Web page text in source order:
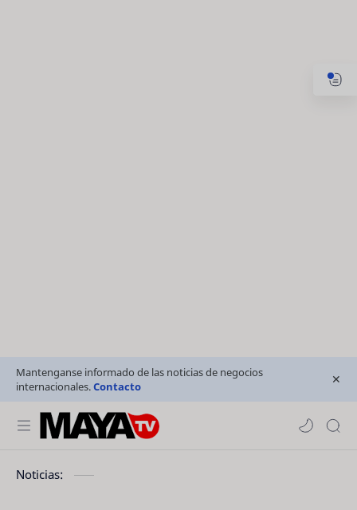
Mantenganse informado de las noticias de negocios
internacionales.Contacto
Noticias: